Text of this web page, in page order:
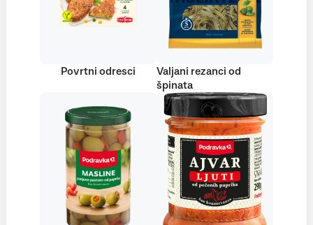
Povrtni odresci
Valjani rezanci od
špinata